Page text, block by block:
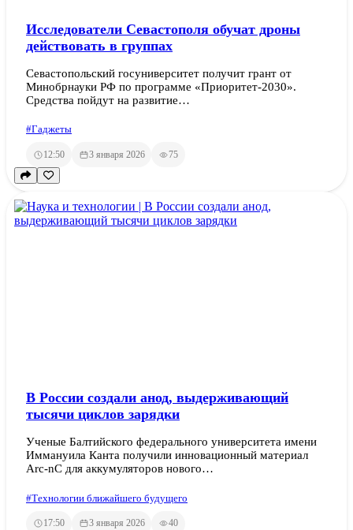
Исследователи Севастополя обучат дроны
действовать в группах
Севастопольский госуниверситет получит грант от
Минобрнауки РФ по программе «Приоритет-2030».
Средства пойдут на развитие…
#Гаджеты
12:50 3 января 2026 75
В России создали анод, выдерживающий
тысячи циклов зарядки
Ученые Балтийского федерального университета имени
Иммануила Канта получили инновационный материал
Arc-nC для аккумуляторов нового…
#Технологии ближайшего будущего
17:50 3 января 2026 40